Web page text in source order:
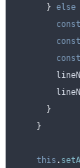
      }
else
        const
        const
        const
      }
    }
    this
.